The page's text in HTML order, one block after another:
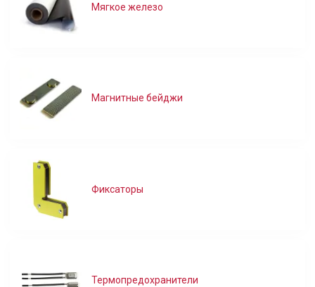
Мягкое железо
Магнитные бейджи
Фиксаторы
Термопредохранители